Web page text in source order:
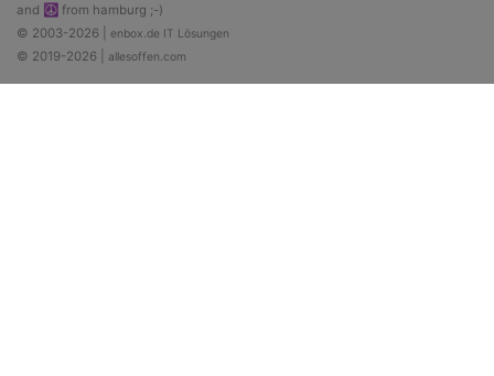
and ☮ from hamburg ;-)
© 2003-2026 | enbox.de IT Lösungen
© 2019-2026 | allesoffen.com